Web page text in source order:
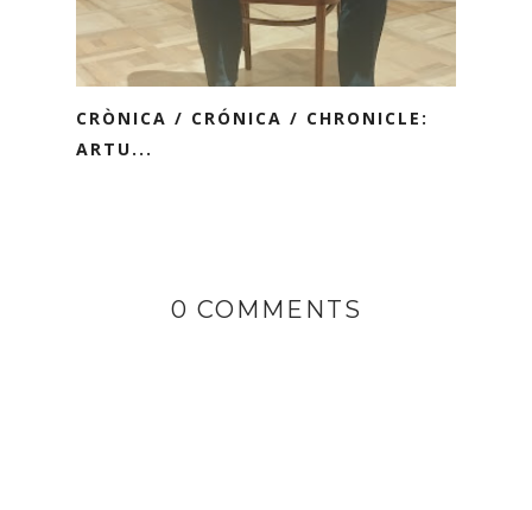
CRÒNICA / CRÓNICA / CHRONICLE:
ARTU...
0 COMMENTS